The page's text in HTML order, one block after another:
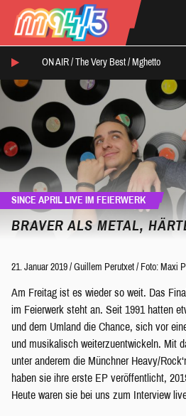
ON AIR / The Very Best / Mghetto
SINCE APRIL LIVE IM FEIERWERK
BRAVER ALS METAL,
21. Januar 2019 / Guillem Perutxet / Foto: Maxi
Am Freitag ist es wieder so weit. Das
im Feierwerk steht an. Seit 1991 hatten
und dem Umland die Chance, sich vor
und musikalisch weiterzuentwickeln. Mit
unter anderem die Münchner Heavy/
haben sie ihre erste EP veröffentlicht,
Heute waren sie bei uns zum Interview